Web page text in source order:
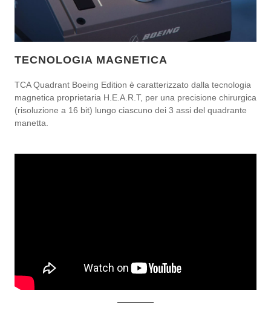
TECNOLOGIA MAGNETICA
TCA Quadrant Boeing Edition è caratterizzato dalla tecnologia
magnetica proprietaria H.E.A.R.T, per una precisione chirurgica
(risoluzione a 16 bit) lungo ciascuno dei 3 assi del quadrante
manetta.